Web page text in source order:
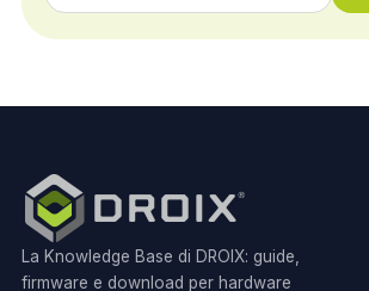
La Knowledge Base di DROIX: guide,
firmware e download per hardware